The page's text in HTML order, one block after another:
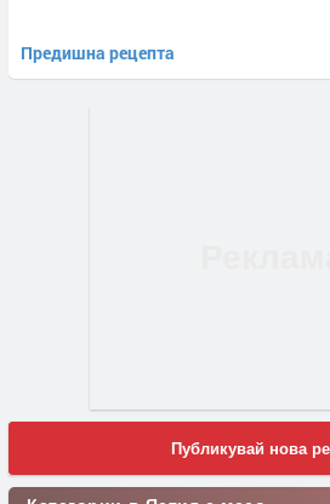
Предишна рецепта
Публикувай нова